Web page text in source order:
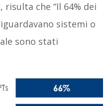
che “Il 64% dei
sistemi o
sono stati